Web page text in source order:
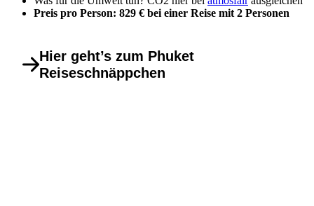
Preis pro Person: 829 € bei einer Reise mit 2 Personen
Hier geht’s zum Phuket
Reiseschnäppchen